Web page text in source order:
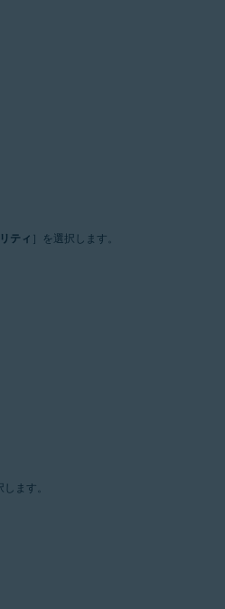
ティ ］を選択します。
ます。